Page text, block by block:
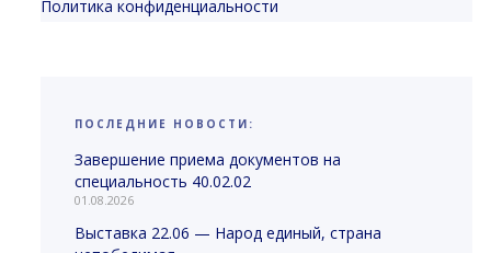
Политика конфиденциальности
ПОСЛЕДНИЕ НОВОСТИ:
Завершение приема документов на
специальность 40.02.02
01.08.2026
Выставка 22.06 — Народ единый, страна